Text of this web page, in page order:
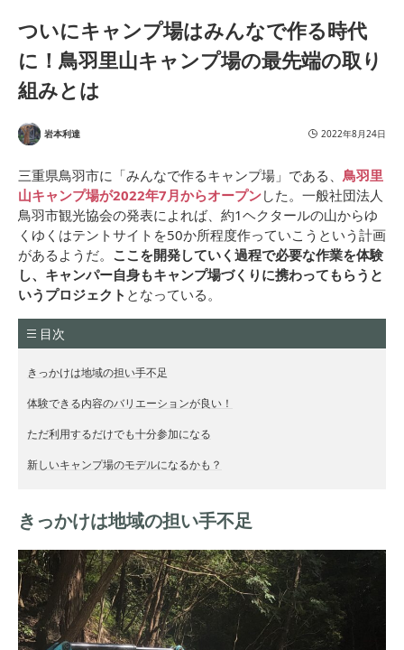
ついにキャンプ場はみんなで作る時代
に！鳥羽里山キャンプ場の最先端の取り
組みとは
岩本利達 2022年8月24日
三重県鳥羽市に「みんなで作るキャンプ場」である、 鳥羽里
山キャンプ場が2022年7月からオープンした。一般社団法人
鳥羽市観光協会の発表によれば、約1ヘクタールの山からゆ
くゆくはテントサイトを50か所程度作っていこうという計画
があるようだ。 ここを開発していく過程で必要な作業を体験
し、キャンパー自身もキャンプ場づくりに携わってもらうと
いうプロジェクト となっている。
目次
きっかけは地域の担い手不足
体験できる内容のバリエーションが良い！
ただ利用するだけでも十分参加になる
新しいキャンプ場のモデルになるかも？
きっかけは地域の担い手不足